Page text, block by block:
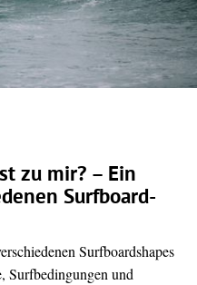
zu mir? – Ein
Surfboard-
Surfboardshapes
Surfbedingungen und